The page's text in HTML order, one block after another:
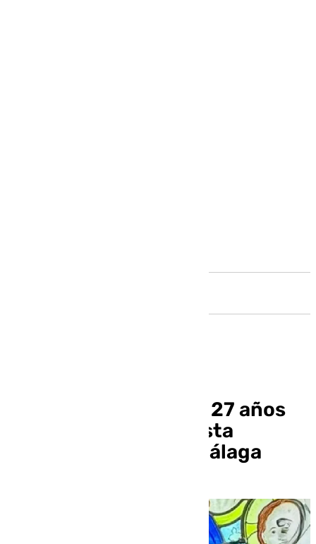
Detenido un joven de 27 años
por el crimen del turista
estadounidense en Málaga